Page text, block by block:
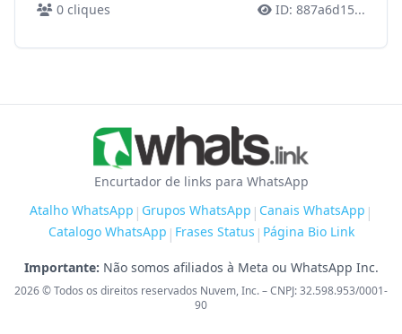
0 cliques ID: 887a6d15...
Encurtador de links para WhatsApp
Atalho WhatsApp | Grupos WhatsApp | Canais WhatsApp |
Catalogo WhatsApp | Frases Status | Página Bio Link
Importante: Não somos afiliados à Meta ou WhatsApp Inc.
2026© Todos os direitos reservados Nuvem, Inc. – CNPJ: 32.598.953/0001-
90